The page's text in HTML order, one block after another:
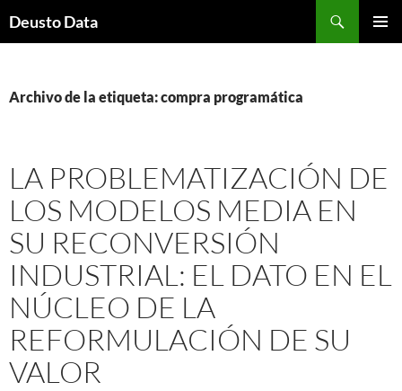
Deusto Data
Archivo de la etiqueta: compra programática
LA PROBLEMATIZACIÓN DE
LOS MODELOS MEDIA EN
SU RECONVERSIÓN
INDUSTRIAL: EL DATO EN EL
NÚCLEO DE LA
REFORMULACIÓN DE SU
VALOR